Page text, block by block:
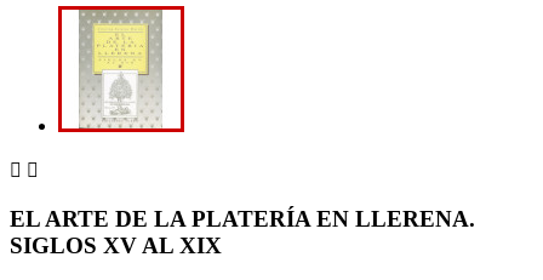
 
EL ARTE DE LA PLATERÍA EN LLERENA.
SIGLOS XV AL XIX